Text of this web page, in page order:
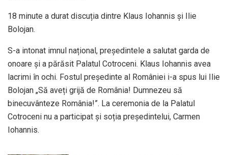
18 minute a durat discuția dintre Klaus Iohannis și Ilie
Bolojan.
S-a intonat imnul național, președintele a salutat garda de
onoare și a părăsit Palatul Cotroceni. Klaus Iohannis avea
lacrimi în ochi. Fostul președinte al României i-a spus lui Ilie
Bolojan „Să aveți grijă de România! Dumnezeu să
binecuvânteze România!”. La ceremonia de la Palatul
Cotroceni nu a participat și soția președintelui, Carmen
Iohannis.